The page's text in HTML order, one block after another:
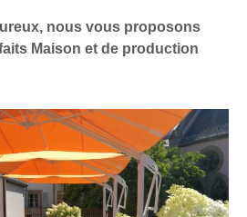
nous vous proposons
Maison et de production